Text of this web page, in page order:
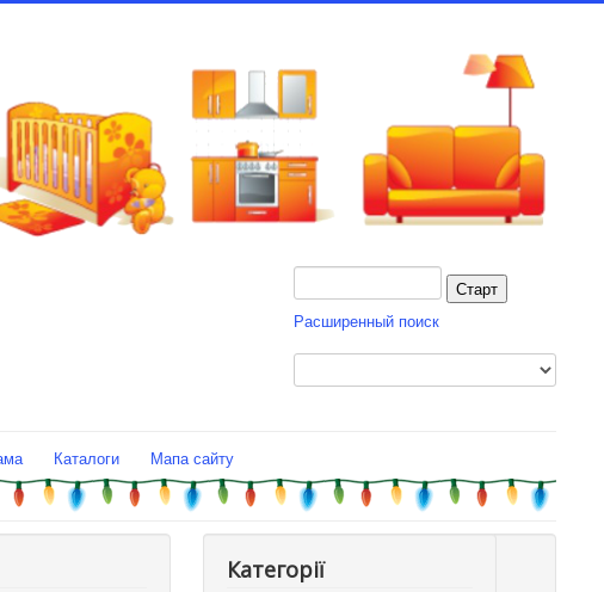
Расширенный поиск
Каталоги Мапа сайту
Категорії